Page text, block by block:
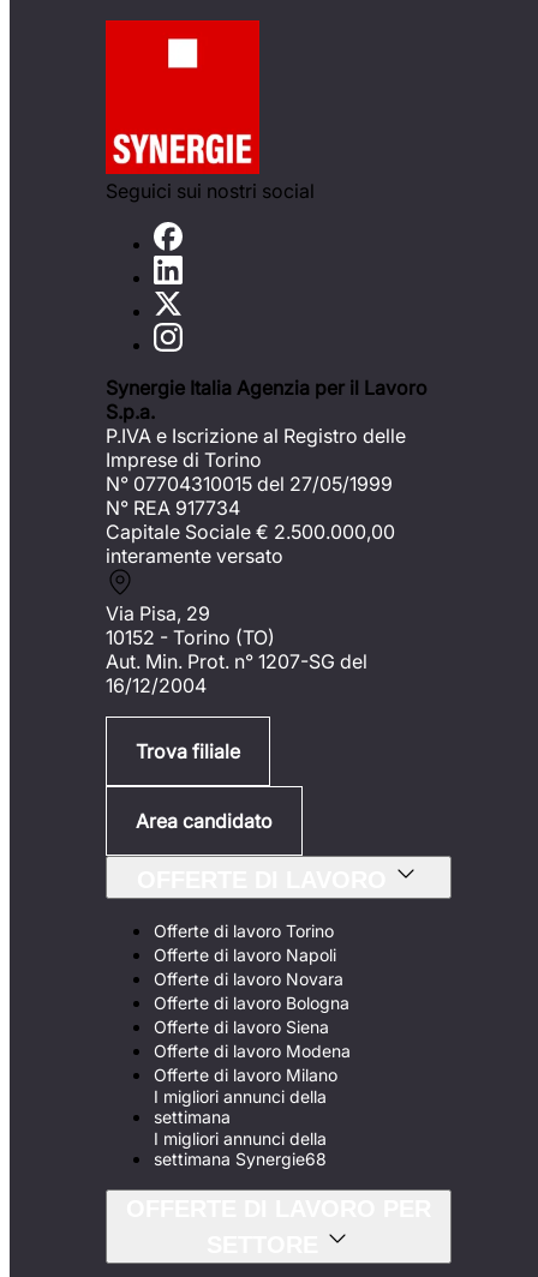
Seguici sui nostri social
Synergie Italia Agenzia per il Lavoro
S.p.a.
P.IVA e Iscrizione al Registro delle
Imprese di Torino
N° 07704310015 del 27/05/1999
N° REA 917734
Capitale Sociale € 2.500.000,00
interamente versato
Via Pisa, 29
10152 - Torino (TO)
Aut. Min. Prot. n° 1207-SG del
16/12/2004
Trova filiale
Area candidato
Offerte di lavoro Torino
Offerte di lavoro Napoli
Offerte di lavoro Novara
Offerte di lavoro Bologna
Offerte di lavoro Siena
Offerte di lavoro Modena
Offerte di lavoro Milano
I migliori annunci della
settimana
I migliori annunci della
settimana Synergie68